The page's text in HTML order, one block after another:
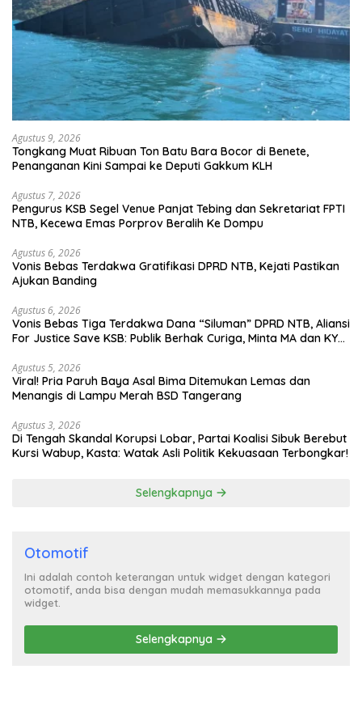
Agustus 9, 2026
Tongkang Muat Ribuan Ton Batu Bara Bocor di Benete,
Penanganan Kini Sampai ke Deputi Gakkum KLH
Agustus 7, 2026
Pengurus KSB Segel Venue Panjat Tebing dan Sekretariat FPTI
NTB, Kecewa Emas Porprov Beralih Ke Dompu
Agustus 6, 2026
Vonis Bebas Terdakwa Gratifikasi DPRD NTB, Kejati Pastikan
Ajukan Banding
Agustus 6, 2026
Vonis Bebas Tiga Terdakwa Dana “Siluman” DPRD NTB, Aliansi
For Justice Save KSB: Publik Berhak Curiga, Minta MA dan KY
Agustus 5, 2026
Viral! Pria Paruh Baya Asal Bima Ditemukan Lemas dan
Menangis di Lampu Merah BSD Tangerang
Agustus 3, 2026
Di Tengah Skandal Korupsi Lobar, Partai Koalisi Sibuk Berebut
Kursi Wabup, Kasta: Watak Asli Politik Kekuasaan Terbongkar!
Selengkapnya
Otomotif
Ini adalah contoh keterangan untuk widget dengan kategori
otomotif, anda bisa dengan mudah memasukkannya pada
widget.
Selengkapnya